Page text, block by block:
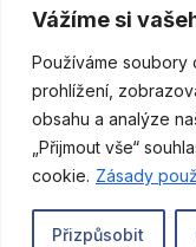
Vážíme si
Používáme
prohlížení,
obsahu a analýze
„Přijmout vše“
cookie. Zásady
Přizpůsobit
PŘIDAT DO
Nábytek
Set židlí 4ks – Thonet
29 800Kč